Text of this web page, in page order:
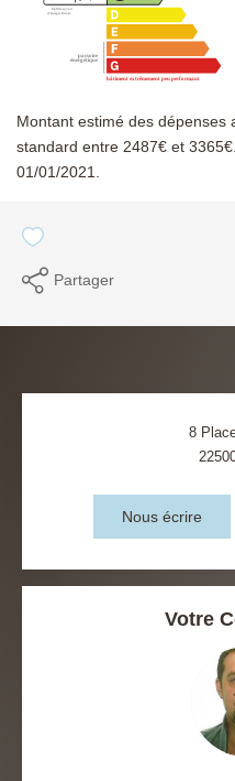
Montant estimé des dépenses
standard entre 2487€ et
01/01/2021.
Partager
8
Nous écrire
Votre